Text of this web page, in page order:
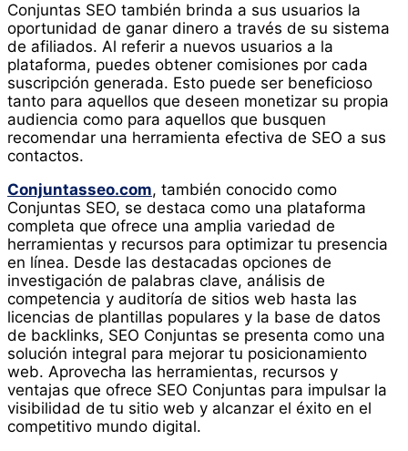
Conjuntas SEO también brinda a sus usuarios la
oportunidad de ganar dinero a través de su sistema
de afiliados. Al referir a nuevos usuarios a la
plataforma, puedes obtener comisiones por cada
suscripción generada. Esto puede ser beneficioso
tanto para aquellos que deseen monetizar su propia
audiencia como para aquellos que busquen
recomendar una herramienta efectiva de SEO a sus
contactos.
Conjuntasseo.com, también conocido como
Conjuntas SEO, se destaca como una plataforma
completa que ofrece una amplia variedad de
herramientas y recursos para optimizar tu presencia
en línea. Desde las destacadas opciones de
investigación de palabras clave, análisis de
competencia y auditoría de sitios web hasta las
licencias de plantillas populares y la base de datos
de backlinks, SEO Conjuntas se presenta como una
solución integral para mejorar tu posicionamiento
web. Aprovecha las herramientas, recursos y
ventajas que ofrece SEO Conjuntas para impulsar la
visibilidad de tu sitio web y alcanzar el éxito en el
competitivo mundo digital.